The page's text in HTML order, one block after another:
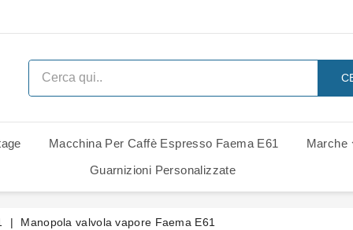
Macchina Per Caffè Espresso Faema E61 Marche
Guarnizioni Personalizzate
Manopola valvola vapore Faema E61